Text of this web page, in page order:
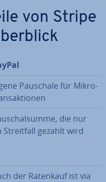
von Stripe
Pauschale für Mi­kro­
die nur
Streit­fall gezahlt wird
der Ratenkauf ist via